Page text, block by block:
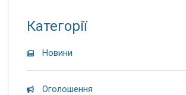
Категорії
Новини
Оголошення